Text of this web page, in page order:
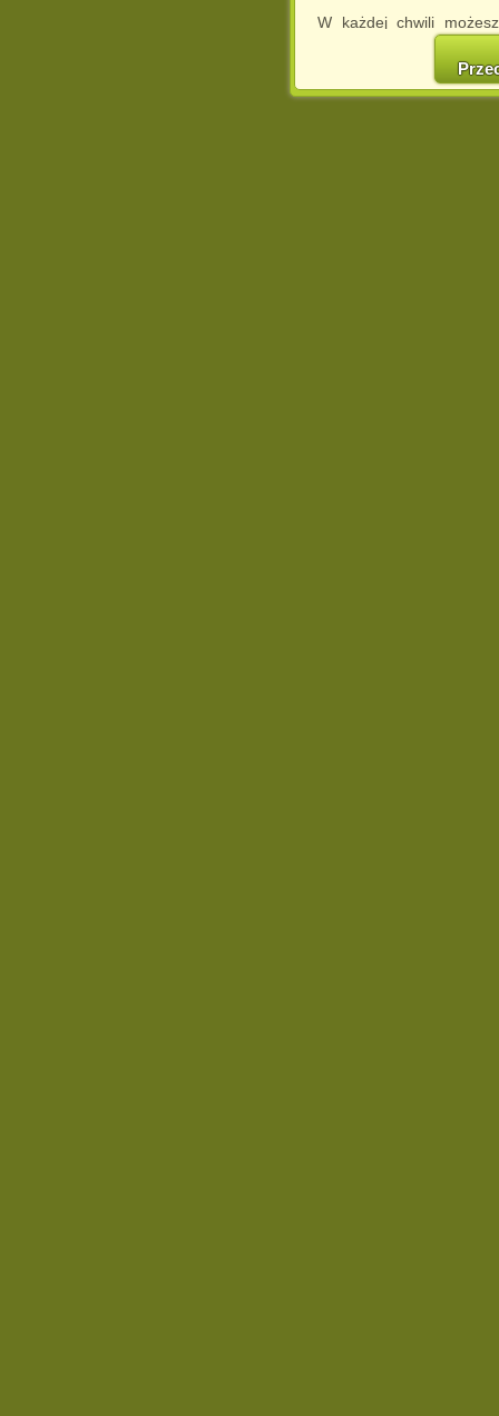
W każdej chwili
cookies w swojej
w naszej
http://chomikuj.pl/